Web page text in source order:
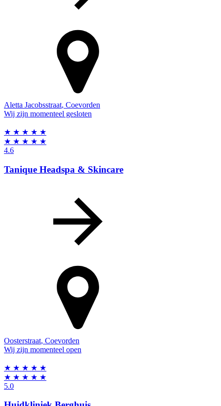
Aletta Jacobsstraat, Coevorden
Wij zijn momenteel gesloten
★ ★ ★ ★ ★
★ ★ ★ ★ ★
4.6
Tanique Headspa & Skincare
Oosterstraat, Coevorden
Wij zijn momenteel open
★ ★ ★ ★ ★
★ ★ ★ ★ ★
5.0